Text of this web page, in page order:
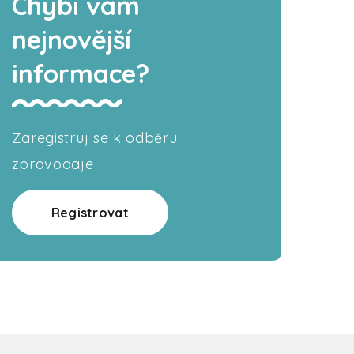
nejnovější
informace?
Zaregistruj se k odběru
zpravodaje
Registrovat